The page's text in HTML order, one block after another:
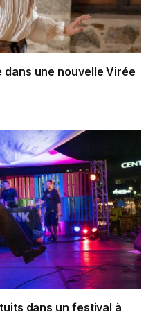
une nouvelle Virée
dans un festival à